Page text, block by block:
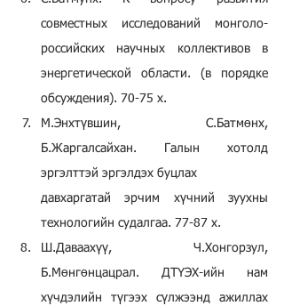
совместных исследований монголо-
российских научных коллективов в
энергетической области. (в порядке
обсуждения). 70-75 х.
М.Энхтүвшин, С.Батмөнх,
Б.Жаргалсайхан. Галын хотолд
эргэлттэй эргэлдэх буцлах
давхаргатай эрчим хүчний зуухны
технологийн судалгаа. 77-87 х.
Ш.Даваахүү, Ч.Хонгорзул,
Б.Мөнгөнцацрал. ДТҮЭХ-ийн нам
хүчдэлийн түгээх сүлжээнд ажиллах